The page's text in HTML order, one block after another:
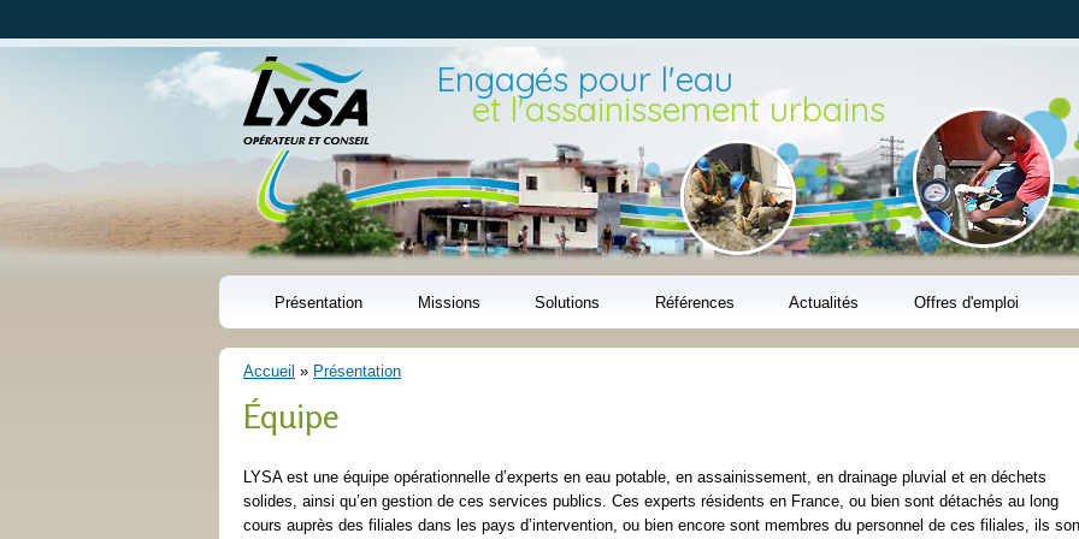
contenu
Engagés pour l'eau
et l'assainissement urbains
Présentation Missions Solutions Références Actualités Offres d'emploi
Vous êtes ici
Accueil » Présentation
Équipe
LYSA est une équipe opérationnelle d’experts en eau potable, en assainissement, en drainage pluvial et en déchets
solides, ainsi qu’en gestion de ces services publics. Ces experts résidents en France, ou bien sont détachés au long
cours auprès des filiales dans les pays d’intervention, ou bien encore sont membres du personnel de ces filiales, ils